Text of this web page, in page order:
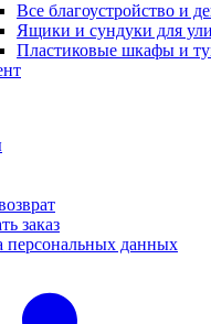
Все благоустройство и
Ящики и сундуки для
Пластиковые шкафы и
заказ
персональных данных